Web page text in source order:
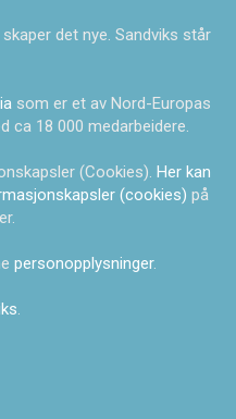
det nye. Sandviks står
som er et av Nord-Europas
ca 18 000 medarbeidere.
(Cookies). Her kan
(cookies) på
personopplysninger.
.